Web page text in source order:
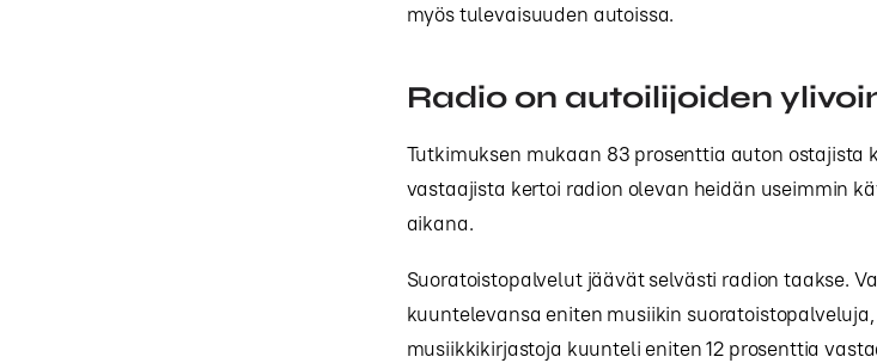
myös tulevaisuuden autoissa.
Radio on autoilijoiden
Tutkimuksen mukaan 83 prosenttia auton ostajista
vastaajista kertoi radion olevan heidän useimmin
aikana.
Suoratoistopalvelut jäävät selvästi radion taakse.
kuuntelevansa eniten musiikin
musiikkikirjastoja kuunteli eniten 12 prosenttia